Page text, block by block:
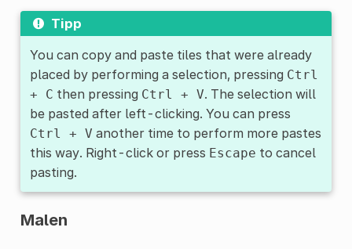
Tipp
You can copy and paste tiles that were already
placed by performing a selection, pressing Ctrl
+
C then pressing Ctrl + V. The selection will
be pasted after left-clicking. You can press
Ctrl + V another time to perform more pastes
this way. Right-click or press Escape to cancel
pasting.
Malen